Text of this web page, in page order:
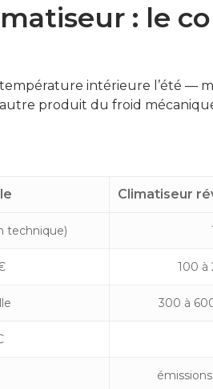
: le
intérieure l’été —
produit du froid
Climatiseur
technique)
100 à
300 à